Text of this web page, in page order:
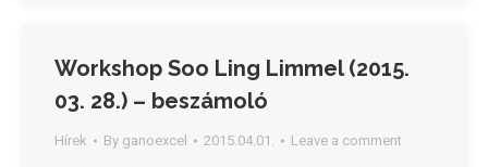
Workshop Soo Ling Limmel (2015.
03. 28.) – beszámoló
Hírek By ganoexcel 2015.04.01. Leave a comment